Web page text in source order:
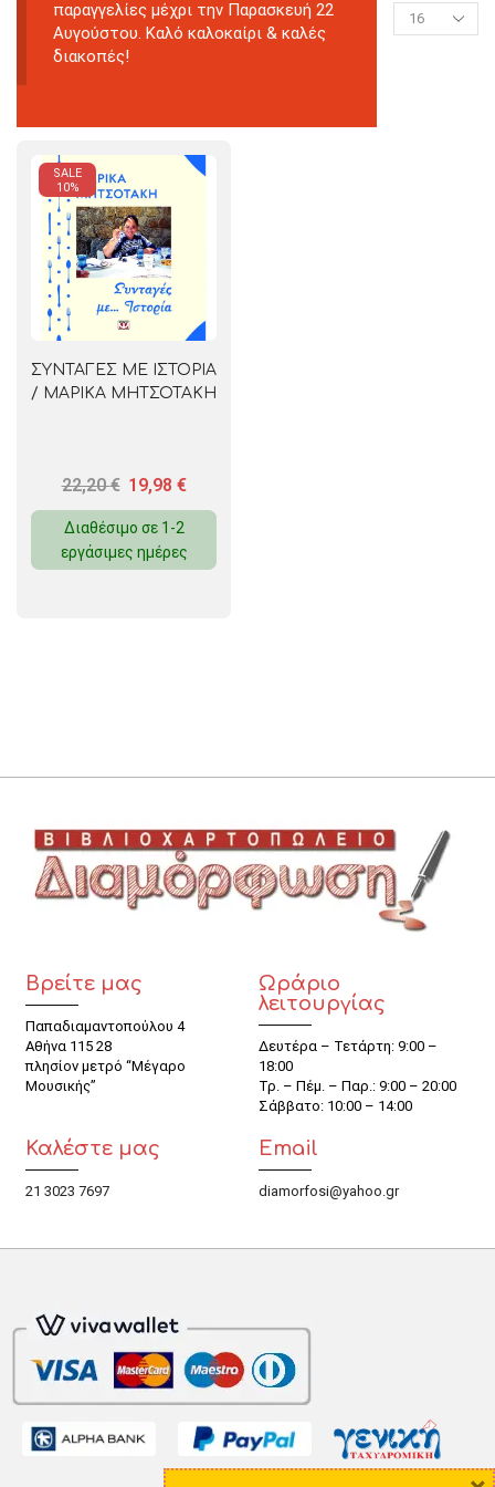
παραγγελίες μέχρι την Παρασκευή 22
Αυγούστου. Καλό καλοκαίρι & καλές
διακοπές!
SALE
10%
ΣΥΝΤΑΓΕΣ ΜΕ ΙΣΤΟΡΙΑ
/ ΜΑΡΙΚΑ ΜΗΤΣΟΤΑΚΗ
22,20€ 19,98 €
Διαθέσιμο σε 1-2
εργάσιμες ημέρες
Βρείτε μας
Παπαδιαμαντοπούλου 4
Αθήνα 115 28
πλησίον μετρό “Μέγαρο
Μουσικής”
Ωράριο
λειτουργίας
Δευτέρα – Τετάρτη: 9:00 –
18:00
Τρ. – Πέμ. – Παρ.: 9:00 – 20:00
Σάββατο: 10:00 – 14:00
Καλέστε μας
21 3023 7697
Email
diamorfosi@yahoo.gr